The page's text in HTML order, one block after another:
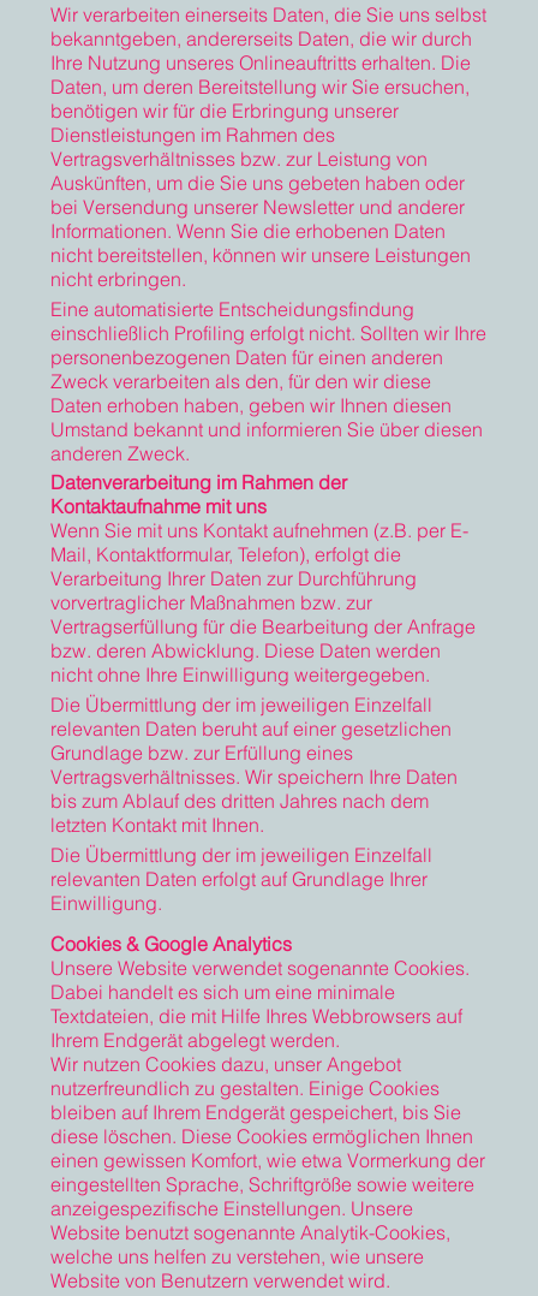
Wir verarbeiten einerseits Daten, die Sie uns selbst
bekanntgeben, andererseits Daten, die wir durch
Ihre Nutzung unseres Onlineauftritts erhalten. Die
Daten, um deren Bereitstellung wir Sie ersuchen,
benötigen wir für die Erbringung unserer
Dienstleistungen im Rahmen des
Vertragsverhältnisses bzw. zur Leistung von
Auskünften, um die Sie uns gebeten haben oder
bei Versendung unserer Newsletter und anderer
Informationen. Wenn Sie die erhobenen Daten
nicht bereitstellen, können wir unsere Leistungen
nicht erbringen.
Eine automatisierte Entscheidungsfindung
einschließlich Profiling erfolgt nicht. Sollten wir Ihre
personenbezogenen Daten für einen anderen
Zweck verarbeiten als den, für den wir diese
Daten erhoben haben, geben wir Ihnen diesen
Umstand bekannt und informieren Sie über diesen
anderen Zweck.
Datenverarbeitung im Rahmen der
Kontaktaufnahme mit uns
Wenn Sie mit uns Kontakt aufnehmen (z.B. per E-
Mail, Kontaktformular, Telefon), erfolgt die
Verarbeitung Ihrer Daten zur Durchführung
vorvertraglicher Maßnahmen bzw. zur
Vertragserfüllung für die Bearbeitung der Anfrage
bzw. deren Abwicklung. Diese Daten werden
nicht ohne Ihre Einwilligung weitergegeben.
Die Übermittlung der im jeweiligen Einzelfall
relevanten Daten beruht auf einer gesetzlichen
Grundlage bzw. zur Erfüllung eines
Vertragsverhältnisses. Wir speichern Ihre Daten
bis zum Ablauf des dritten Jahres nach dem
letzten Kontakt mit Ihnen.
Die Übermittlung der im jeweiligen Einzelfall
relevanten Daten erfolgt auf Grundlage Ihrer
Einwilligung.
Cookies & Google Analytics
Unsere Website verwendet sogenannte Cookies.
Dabei handelt es sich um eine minimale
Textdateien, die mit Hilfe Ihres Webbrowsers auf
Ihrem Endgerät abgelegt werden.
Wir nutzen Cookies dazu, unser Angebot
nutzerfreundlich zu gestalten. Einige Cookies
bleiben auf Ihrem Endgerät gespeichert, bis Sie
diese löschen. Diese Cookies ermöglichen Ihnen
einen gewissen Komfort, wie etwa Vormerkung der
eingestellten Sprache, Schriftgröße sowie weitere
anzeigespezifische Einstellungen. Unsere
Website benutzt sogenannte Analytik-Cookies,
welche uns helfen zu verstehen, wie unsere
Website von Benutzern verwendet wird.